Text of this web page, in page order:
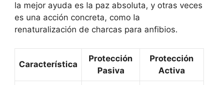
la mejor ayuda es la paz absoluta, y otras veces
es una acción concreta, como la
renaturalización de charcas para anfibios.
Característica
Protección
Pasiva
Protección
Activa